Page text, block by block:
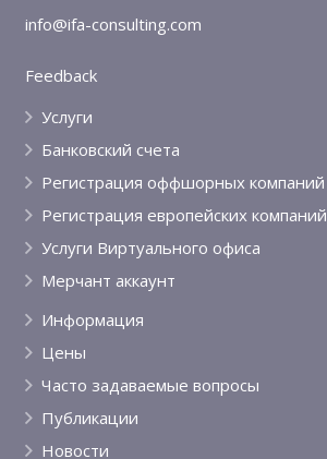
info@ifa-consulting.com
Feedback
Услуги
Банковский счета
Регистрация оффшорных компаний
Регистрация европейских компаний
Услуги Виртуального офиса
Мерчант аккаунт
Информация
Цены
Часто задаваемые вопросы
Публикации
Новости